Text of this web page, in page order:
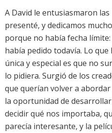
A David le entusiasmaron
presenté, y dedicamos
porque no había fecha
había pedido todavía. Lo que
única y especial es que no
lo pidiera. Surgió de los
que querían volver a
la oportunidad de
decidir qué nos importaba,
parecía interesante, y la